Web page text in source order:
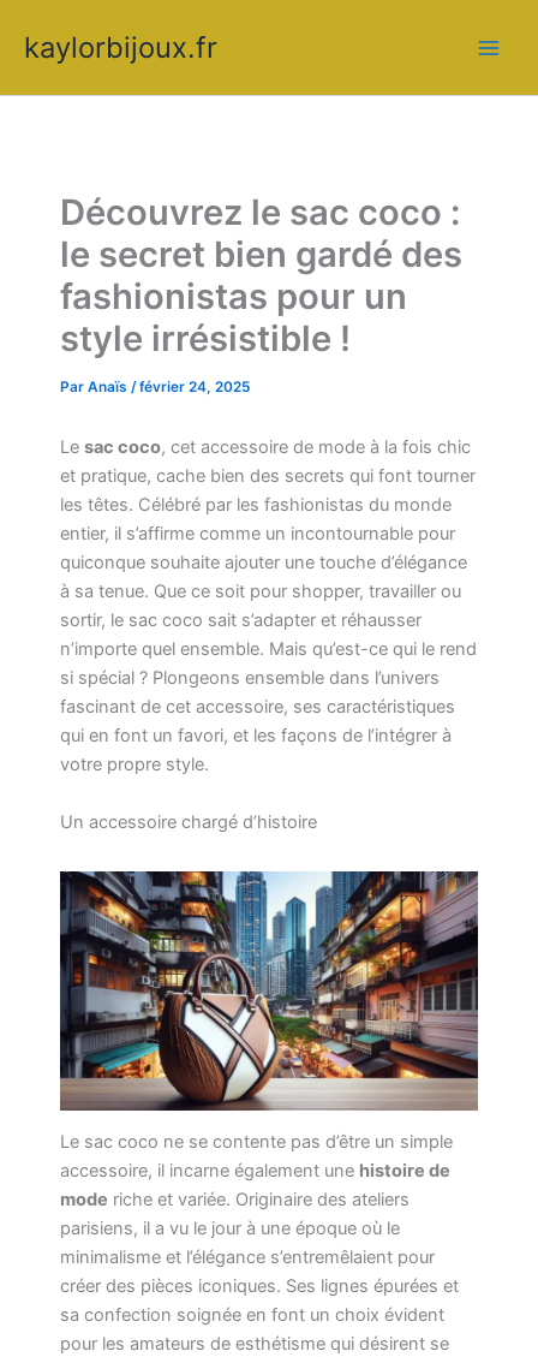
contenu
kaylorbijoux.fr
Découvrez le sac coco :
le secret bien gardé des
fashionistas pour un
style irrésistible !
Par Anaïs /février 24, 2025
Le sac coco, cet accessoire de mode à la fois chic
et pratique, cache bien des secrets qui font tourner
les têtes. Célébré par les fashionistas du monde
entier, il s’affirme comme un incontournable pour
quiconque souhaite ajouter une touche d’élégance
à sa tenue. Que ce soit pour shopper, travailler ou
sortir, le sac coco sait s’adapter et réhausser
n’importe quel ensemble. Mais qu’est-ce qui le rend
si spécial ? Plongeons ensemble dans l’univers
fascinant de cet accessoire, ses caractéristiques
qui en font un favori, et les façons de l’intégrer à
votre propre style.
Un accessoire chargé d’histoire
Le sac coco ne se contente pas d’être un simple
accessoire, il incarne également une histoire de
mode riche et variée. Originaire des ateliers
parisiens, il a vu le jour à une époque où le
minimalisme et l’élégance s’entremêlaient pour
créer des pièces iconiques. Ses lignes épurées et
sa confection soignée en font un choix évident
pour les amateurs de esthétisme qui désirent se